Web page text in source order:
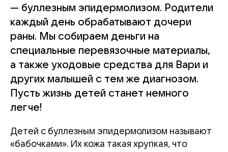
— буллезным эпидермолизом. Родители
каждый день обрабатывают дочери
раны. Мы собираем деньги на
специальные перевязочные материалы,
а также уходовые средства для Вари и
других малышей с тем же диагнозом.
Пусть жизнь детей станет немного
легче!
Детей с буллезным эпидермолизом называют
«бабочками». Их кожа такая хрупкая, что